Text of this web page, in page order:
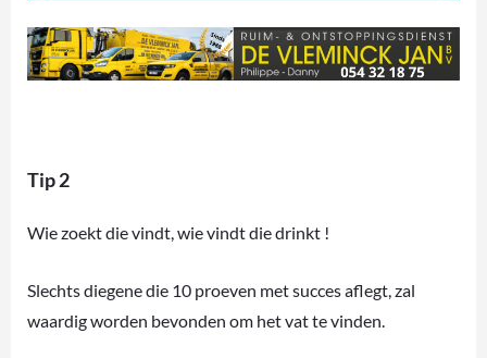
Tip 2
Wie zoekt die vindt, wie vindt die drinkt !
Slechts diegene die 10 proeven met succes aflegt, zal
waardig worden bevonden om het vat te vinden.